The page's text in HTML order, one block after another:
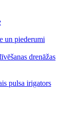
un piederumi
drenāžas
pulsa irigators